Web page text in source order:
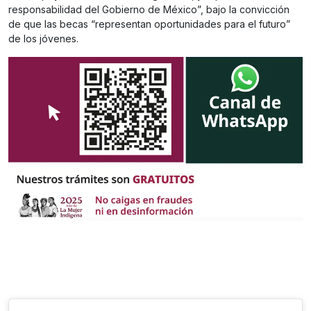
responsabilidad del Gobierno de México”, bajo la convicción
de que las becas “representan oportunidades para el futuro”
de los jóvenes.